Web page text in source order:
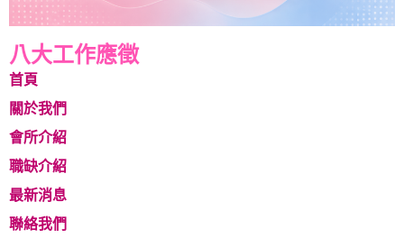
八大工作應徵
首頁
關於我們
會所介紹
職缺介紹
最新消息
聯絡我們